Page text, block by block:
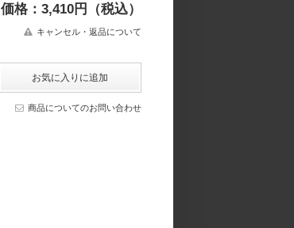
価格：3,410円（税込）
キャンセル・返品について
商品についてのお問い合わせ